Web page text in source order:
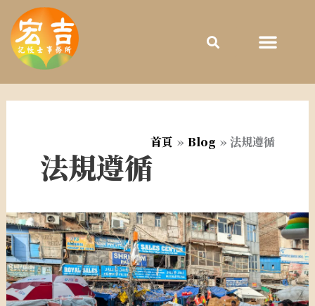
內
容
首頁 Blog 法規遵循
法規遵循
股
份
有
限
公